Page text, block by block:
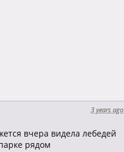
3 years ago
вчера видела лебедей
рядом